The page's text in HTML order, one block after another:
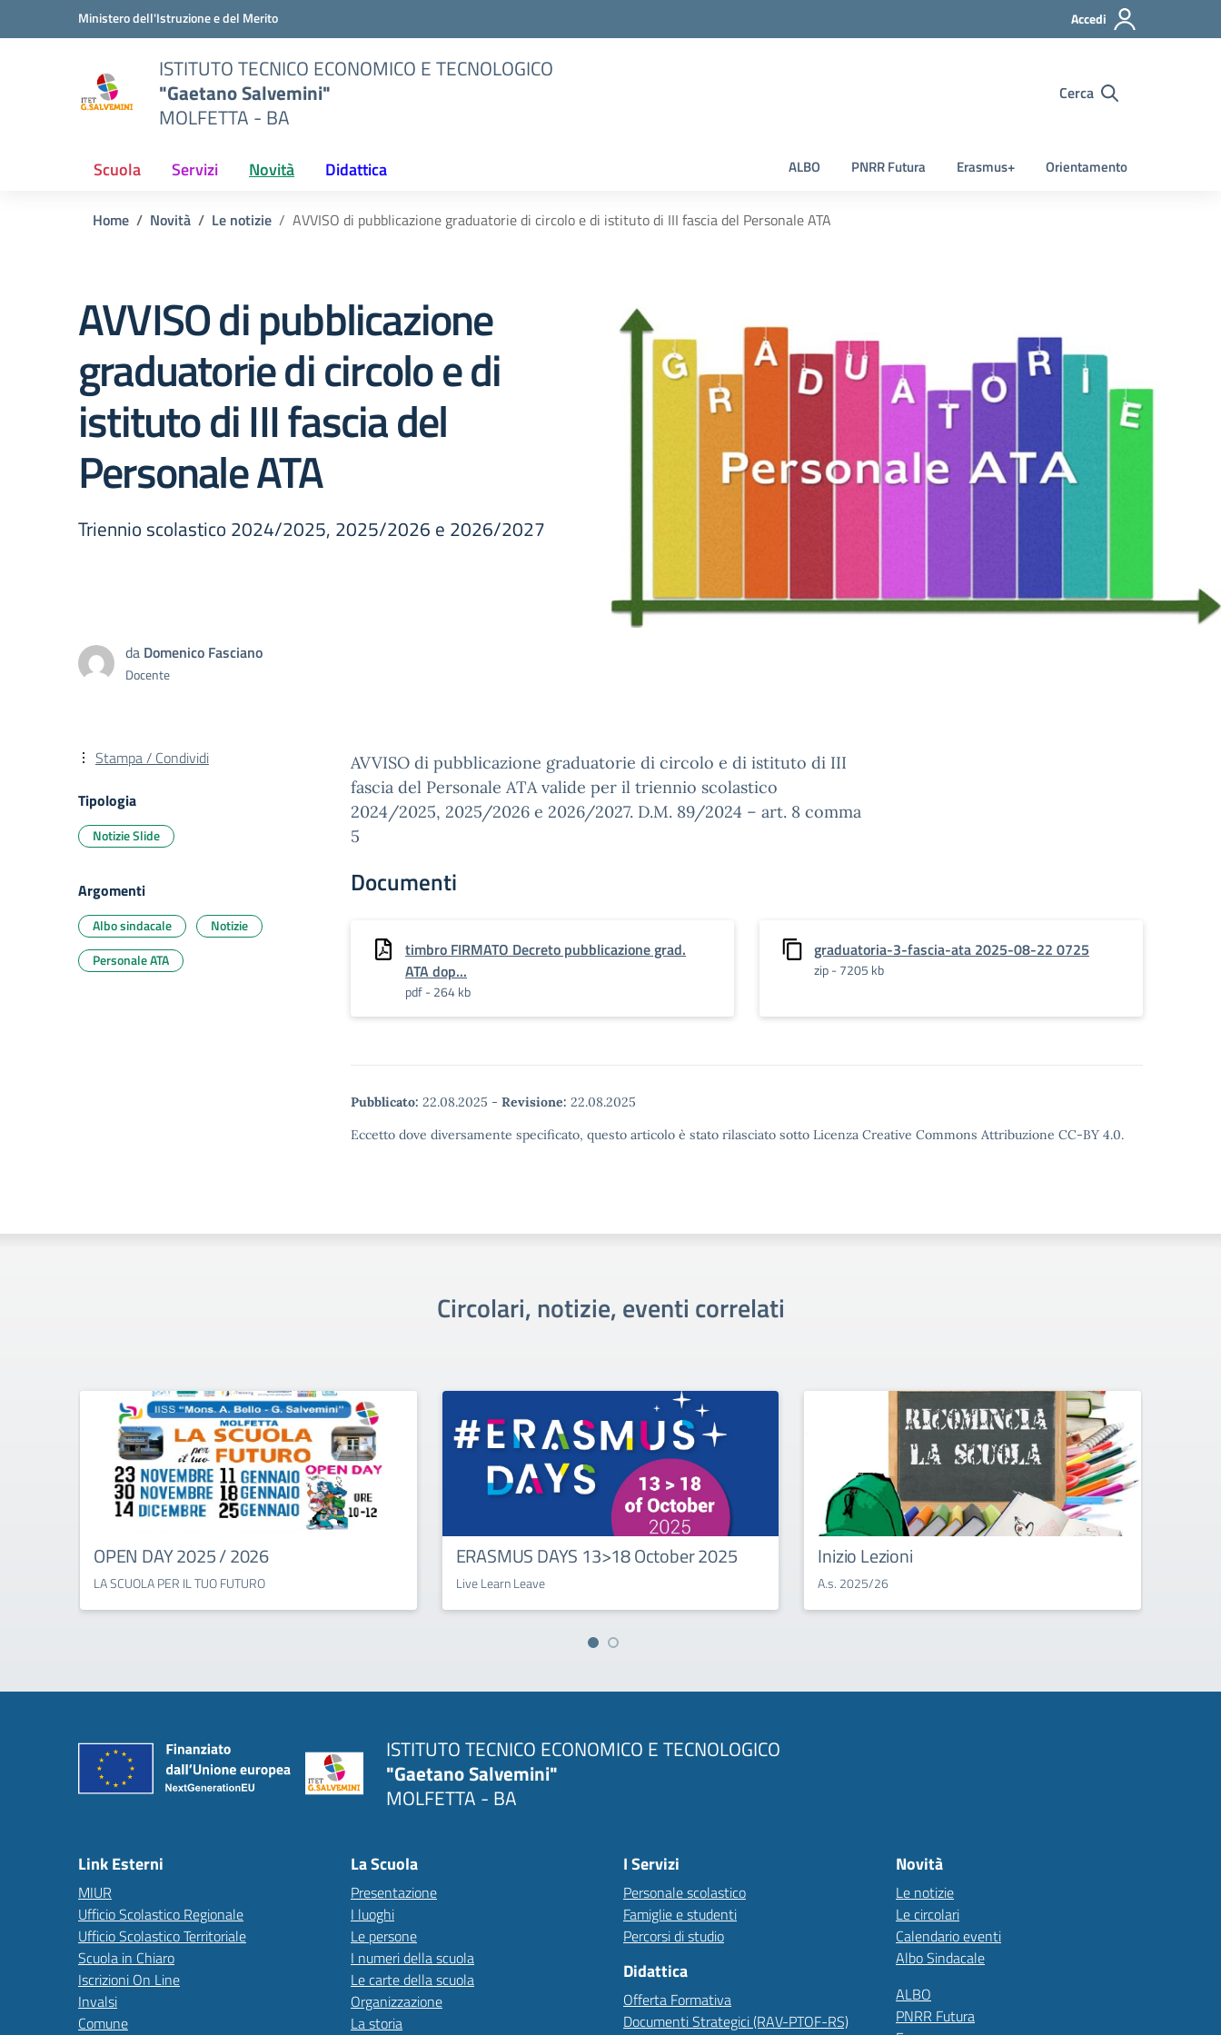
Vai ai contenuti
Vai al menu di navigazioneMinistero dell'Istruzione e del Merito Accedi
ISTITUTO TECNICO ECONOMICO E TECNOLOGICO
"Gaetano Salvemini"
MOLFETTA - BA
Cerca
Scuola Servizi Novità Didattica ALBO PNRR Futura Erasmus+ Orientamento
Home Novità Le notizie AVVISO di pubblicazione graduatorie di circolo e di istituto di III fascia del Personale ATA
AVVISO di pubblicazione
graduatorie di circolo e di
istituto di III fascia del
Personale ATA
Triennio scolastico 2024/2025, 2025/2026 e 2026/2027
da Domenico Fasciano
Docente
AVVISO di pubblicazione graduatorie di circolo e di istituto di III
fascia del Personale ATA valide per il triennio scolastico
2024/2025, 2025/2026 e 2026/2027. D.M. 89/2024 – art. 8 comma
5
Documenti
timbro FIRMATO Decreto pubblicazione grad.
ATA dop...
pdf - 264 kb
graduatoria-3-fascia-ata 2025-08-22 0725
zip - 7205 kb
Pubblicato: 22.08.2025 - Revisione: 22.08.2025
Eccetto dove diversamente specificato, questo articolo è stato rilasciato sotto Licenza Creative Commons Attribuzione CC-BY 4.0.
Stampa / Condividi
Tipologia
Notizie Slide
Argomenti
Albo sindacale
Notizie
Personale ATA
Circolari, notizie, eventi correlati
OPEN DAY 2025 / 2026
LA SCUOLA PER IL TUO FUTURO
ERASMUS DAYS 13>18 October 2025
Live Learn Leave
Inizio Lezioni
A.s. 2025/26
ISTITUTO TECNICO ECONOMICO E TECNOLOGICO
"Gaetano Salvemini"
MOLFETTA - BA
Link Esterni
MIUR
Ufficio Scolastico Regionale
Ufficio Scolastico Territoriale
Scuola in Chiaro
Iscrizioni On Line
Invalsi
Comune
La Scuola
Presentazione
I luoghi
Le persone
I numeri della scuola
Le carte della scuola
Organizzazione
La storia
I Servizi
Personale scolastico
Famiglie e studenti
Percorsi di studio
Didattica
Offerta Formativa
Documenti Strategici (RAV-PTOF-RS)
Novità
Le notizie
Le circolari
Calendario eventi
Albo Sindacale
ALBO
PNRR Futura